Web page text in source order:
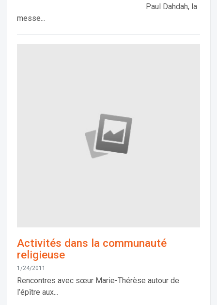
Paul Dahdah, la
messe...
Activités dans la communauté
religieuse
1/24/2011
Rencontres avec sœur Marie-Thérèse autour de
l’épître aux...